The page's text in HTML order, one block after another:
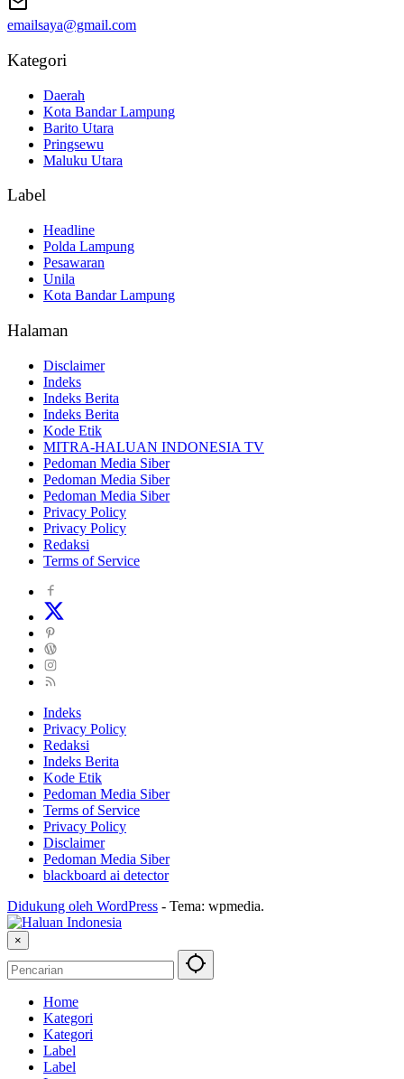
emailsaya@gmail.com
Kategori
Daerah
Kota Bandar Lampung
Barito Utara
Pringsewu
Maluku Utara
Label
Headline
Polda Lampung
Pesawaran
Unila
Kota Bandar Lampung
Halaman
Disclaimer
Indeks
Indeks Berita
Indeks Berita
Kode Etik
MITRA-HALUAN INDONESIA TV
Pedoman Media Siber
Pedoman Media Siber
Pedoman Media Siber
Privacy Policy
Privacy Policy
Redaksi
Terms of Service
Indeks
Privacy Policy
Redaksi
Indeks Berita
Kode Etik
Pedoman Media Siber
Terms of Service
Privacy Policy
Disclaimer
Pedoman Media Siber
blackboard ai detector
Didukung oleh WordPress - Tema: wpmedia.
×
Home
Kategori
Kategori
Label
Label